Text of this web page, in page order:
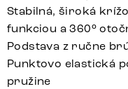
Stabilná, široká
funkciou a 360°
Podstava z ručne
Punktovo elastická
pružine